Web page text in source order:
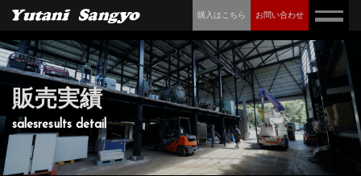
購入はこちら お問い合わせ
販売実績
salesresults detail